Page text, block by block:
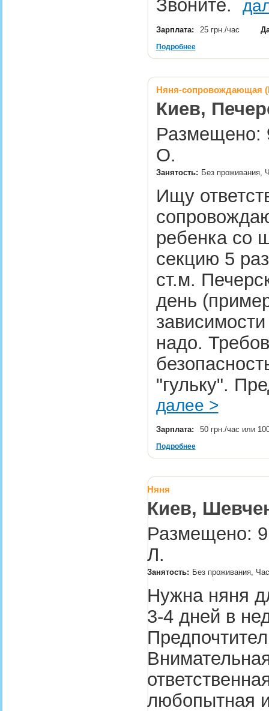
Звоните.
Зарплата: 25 грн./час
Подробнее
Няня-сопровождающая
Киев,
Размещено:
О.
Занятость: Без проживания,
Ищу
ребенка со
секцию 5
ст.м.
день
надо.
"гульку".
далее >
Зарплата: 50 грн./час или
Подробнее
Няня
Киев,
Размещено:
Л.
Занятость: Без проживания,
Нужна няня
3-4 дней в
любопытная